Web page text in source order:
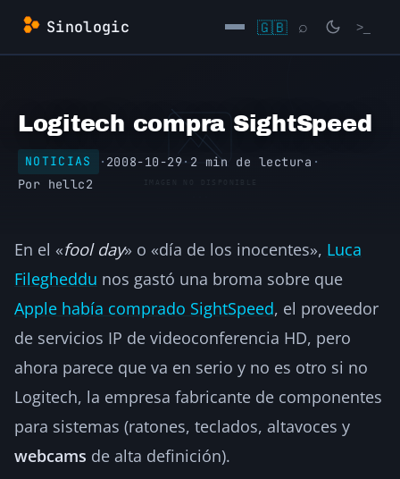
Saltar
contenido
Sinologic 🇬🇧 ⌕ >_
Logitech compra SightSpeed
NOTICIAS · 2008-10-29· 2 min de lectura ·
Por hellc2
En el «fool day» o «día de los inocentes», Luca
Filegheddu nos gastó una broma sobre que
Apple había comprado SightSpeed, el proveedor
de servicios IP de videoconferencia HD, pero
ahora parece que va en serio y no es otro si no
Logitech, la empresa fabricante de componentes
para sistemas (ratones, teclados, altavoces y
webcams de alta definición).